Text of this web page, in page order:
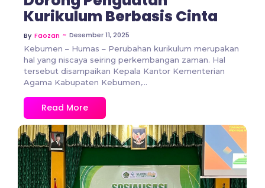
Kurikulum Berbasis Cinta
By Faozan ~ Desember 11, 2025
Kebumen – Humas – Perubahan kurikulum merupakan
hal yang niscaya seiring perkembangan zaman. Hal
tersebut disampaikan Kepala Kantor Kementerian
Agama Kabupaten Kebumen,...
Read More